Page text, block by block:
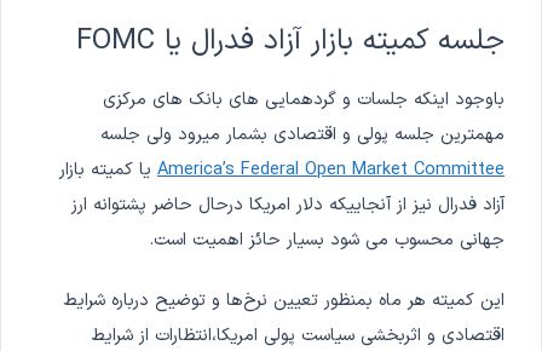
جلسه کمیته بازار آزاد فدرال یا FOMC
باوجود اینکه جلسات و گردهمایی های بانک های مرکزی
مهمترین جلسه پولی و اقتصادی بشمار میرود ولی جلسه
America’s Federal Open Market Committee یا کمیته بازار
آزاد فدرال نیز از آنجاییکه دلار امریکا درحال حاضر پشتوانه ارز
جهانی محسوب می شود بسیار حائز اهمیت است.
این کمیته هر ماه بمنظور تعیین نرخ‌ها و توضیح درباره شرایط
اقتصادی و اثربخشی سیاست پولی امریکا،انتظارات از شرایط